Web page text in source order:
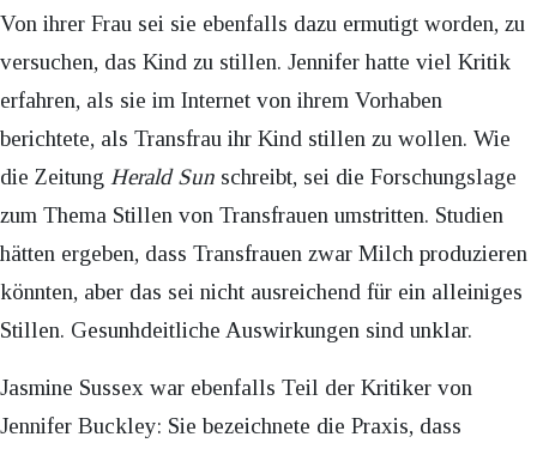
Von ihrer Frau sei sie ebenfalls dazu ermutigt worden, zu
versuchen, das Kind zu stillen. Jennifer hatte viel Kritik
erfahren, als sie im Internet von ihrem Vorhaben
berichtete, als Transfrau ihr Kind stillen zu wollen. Wie
die Zeitung Herald Sun schreibt, sei die Forschungslage
zum Thema Stillen von Transfrauen umstritten. Studien
hätten ergeben, dass Transfrauen zwar Milch produzieren
könnten, aber das sei nicht ausreichend für ein alleiniges
Stillen. Gesunhdeitliche Auswirkungen sind unklar.
Jasmine Sussex war ebenfalls Teil der Kritiker von
Jennifer Buckley: Sie bezeichnete die Praxis, dass